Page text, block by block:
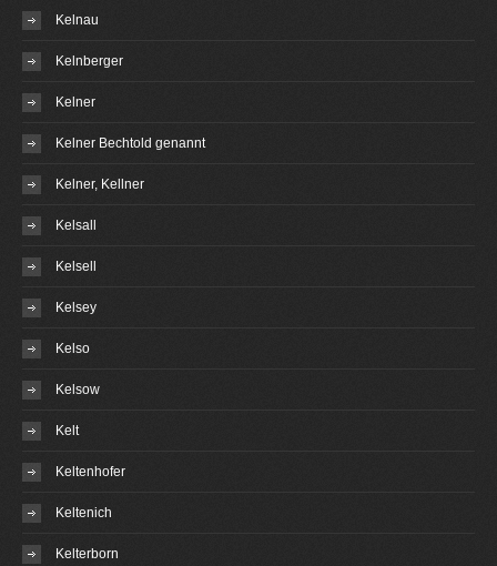
Kelnau
Kelnberger
Kelner
Kelner Bechtold genannt
Kelner, Kellner
Kelsall
Kelsell
Kelsey
Kelso
Kelsow
Kelt
Keltenhofer
Keltenich
Kelterborn